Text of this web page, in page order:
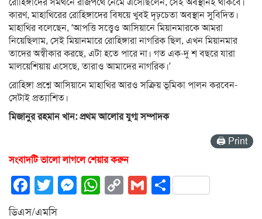
কারণ, মাহাথিরের রোহিঙ্গাদের বিষয়ে খুবই দৃঢ়চেতা অবস্থান সুবিদিত।
মাহাথির বলেছেন, ‘আপত্তি সত্ত্বেও আসিয়ানে মিয়ানমারকে আমরা
নিয়েছিলাম, সেই মিয়ানমারে রোহিঙ্গারা নাগরিক ছিল, এখন মিয়ানমার
তাদের অস্বীকার করছে, এটা হতে পারে না। গত এক-দু শ বছরে যারা
মালয়েশিয়ায় এসেছে, তারাও আমাদের নাগরিক।’
রোহিঙ্গা প্রশ্নে আসিয়ানে মাহাথির আরও সক্রিয় ভূমিকা পালন করবেন-
সেটাই প্রত্যাশিত।
মিজানুর রহমান খান: প্রথম আলোর যুগ্ম সম্পাদক
🖨 Print
সংবাদটি ভালো লাগলে শেয়ার করুন
Facebook
Twitter
Messenger
WhatsApp
CopyGmailShare
ডিএস/এমসি